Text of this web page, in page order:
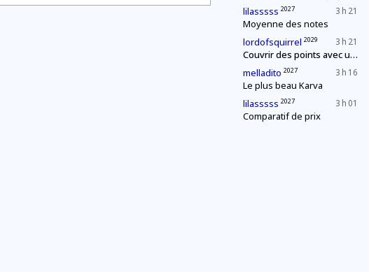
3 h 21
lilasssss 2027
Moyenne des notes
3 h 21
lordofsquirrel 2029
Couvrir des points avec un segment de longueur fixe
3 h 16
melladito 2027
Le plus beau Karva
3 h 01
lilasssss 2027
Comparatif de prix